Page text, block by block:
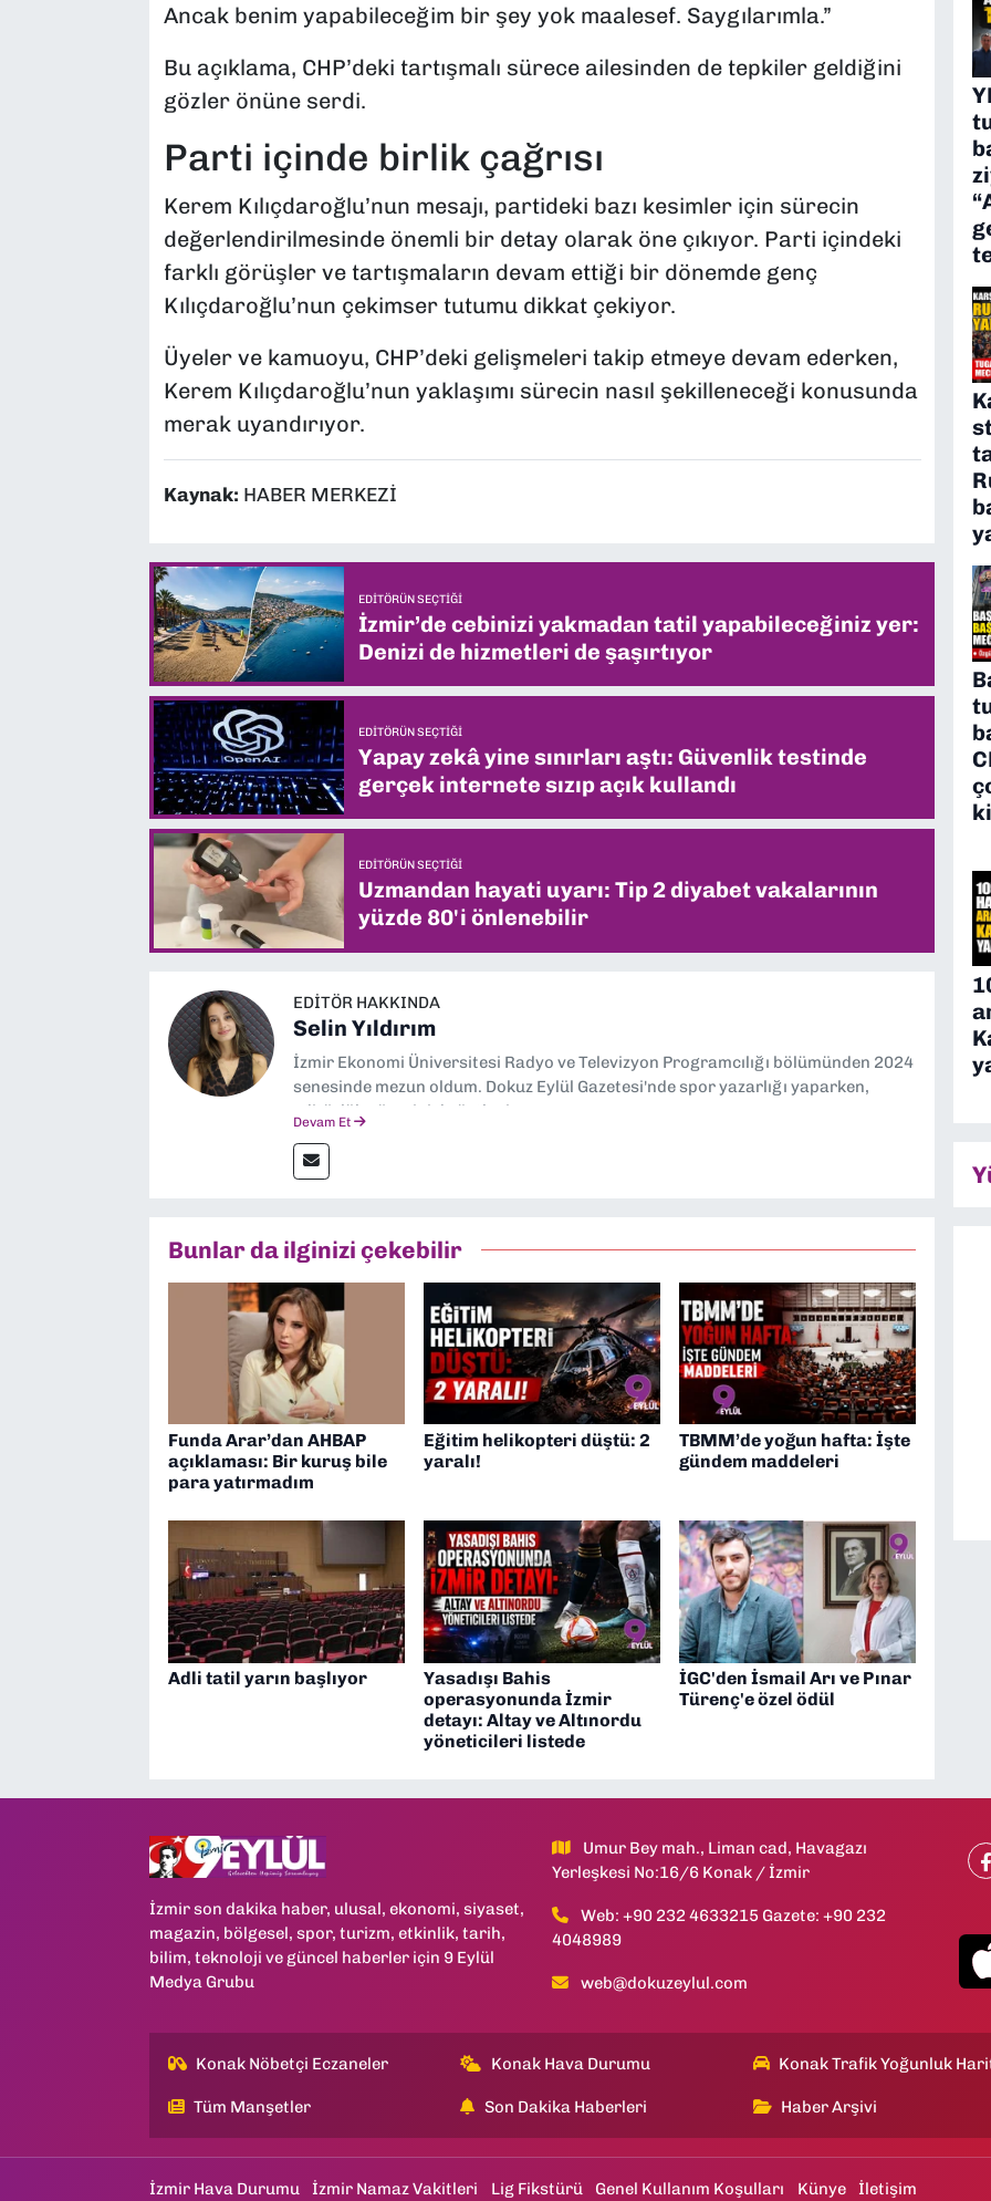
Ancak benim yapabileceğim bir şey yok maalesef. Saygılarımla.”
Bu açıklama, CHP’deki tartışmalı sürece ailesinden de tepkiler geldiğini
gözler önüne serdi.
Parti içinde birlik çağrısı
Kerem Kılıçdaroğlu’nun mesajı, partideki bazı kesimler için sürecin
değerlendirilmesinde önemli bir detay olarak öne çıkıyor. Parti içindeki
farklı görüşler ve tartışmaların devam ettiği bir dönemde genç
Kılıçdaroğlu’nun çekimser tutumu dikkat çekiyor.
Üyeler ve kamuoyu, CHP’deki gelişmeleri takip etmeye devam ederken,
Kerem Kılıçdaroğlu’nun yaklaşımı sürecin nasıl şekilleneceği konusunda
merak uyandırıyor.
Kaynak: HABER MERKEZİ
EDITÖRÜN SEÇTIĞI
İzmir’de cebinizi yakmadan tatil yapabileceğiniz yer:
Denizi de hizmetleri de şaşırtıyor
EDITÖRÜN SEÇTIĞI
Yapay zekâ yine sınırları aştı: Güvenlik testinde
gerçek internete sızıp açık kullandı
EDITÖRÜN SEÇTIĞI
Uzmandan hayati uyarı: Tip 2 diyabet vakalarının
yüzde 80'i önlenebilir
EDITÖR HAKKINDA
Selin Yıldırım
İzmir Ekonomi Üniversitesi Radyo ve Televizyon Programcılığı bölümünden 2024
senesinde mezun oldum. Dokuz Eylül Gazetesi'nde spor yazarlığı yaparken,
editörlük görevini de üstleniyorum.
Devam Et
Bunlar da ilginizi çekebilir
Funda Arar’dan AHBAP
açıklaması: Bir kuruş bile
para yatırmadım
Eğitim helikopteri düştü: 2
yaralı!
TBMM’de yoğun hafta: İşte
gündem maddeleri
Adli tatil yarın başlıyor
Yasadışı Bahis
operasyonunda İzmir
detayı: Altay ve Altınordu
yöneticileri listede
İGC'den İsmail Arı ve Pınar
Türenç'e özel ödül
İzmir son dakika haber, ulusal, ekonomi, siyaset,
magazin, bölgesel, spor, turizm, etkinlik, tarih,
bilim, teknoloji ve güncel haberler için 9 Eylül
Medya Grubu
Umur Bey mah., Liman cad, Havagazı
Yerleşkesi No:16/6 Konak / İzmir
Web: +90 232 4633215 Gazete: +90 232
4048989
web@dokuzeylul.com
Konak Nöbetçi Eczaneler Konak Hava Durumu Konak Trafik Yoğunluk
Tüm Manşetler Son Dakika Haberleri Haber Arşivi
İzmir Hava Durumu İzmir Namaz Vakitleri Lig Fikstürü Genel Kullanım Koşulları Künye İletişim